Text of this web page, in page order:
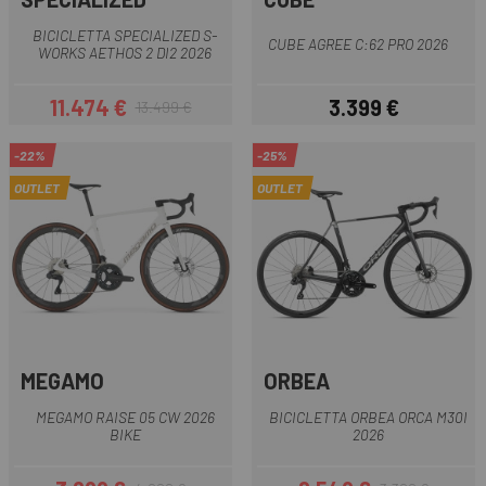
BICICLETTA SPECIALIZED S-
WORKS AETHOS 2 DI2 2026
Prezzo
11.474 €Prezzo base
13.499 €
CUBE AGREE C:62 PRO 2026
Prezzo
3.399 €
-22%
OUTLET
MEGAMO
MEGAMO RAISE 05 CW 2026
BIKE
-25%
OUTLET
ORBEA
BICICLETTA ORBEA ORCA M30I
2026